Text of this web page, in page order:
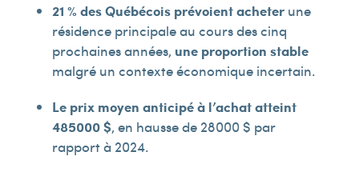
21 % des Québécois prévoient acheterune
résidence principale au cours des cinq
prochaines années, une proportion stable
malgré un contexte économique incertain.
Le prix moyen anticipé à l’achat atteint
485000 $, en hausse de 28 000 $ par
rapport à 2024.